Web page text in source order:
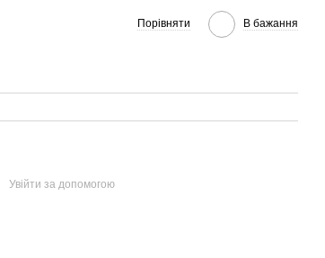
Порівняти В бажання
Увійти за допомогою